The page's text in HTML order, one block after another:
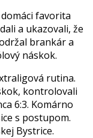
favorita
a ukazovali, že
brankár a
náskok.
rutina.
kontrolovali
6:3. Komárno
s postupom.
Bystrice.